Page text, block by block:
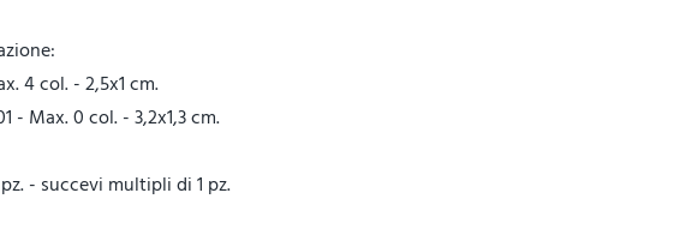
4 col. - 2,5x1 cm.
- Max. 0 col. - 3,2x1,3 cm.
- succevi multipli di 1 pz.